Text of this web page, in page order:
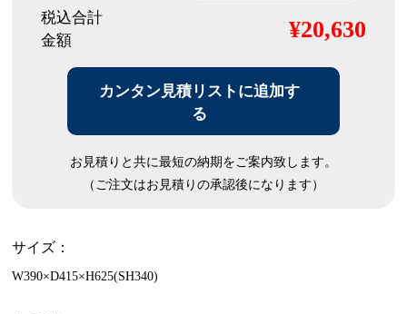
税込合計
金額
¥20,630
カンタン見積リストに追加す
る
お見積りと共に最短の納期をご案内致します。
（ご注文はお見積りの承認後になります）
サイズ：
W390×D415×H625(SH340)